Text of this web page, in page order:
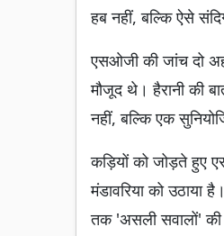
हब नहीं, बल्कि ऐसे
एसओजी की जांच दो
मौजूद थे। हैरानी की
नहीं, बल्कि एक
कड़ियों को जोड़ते हुए
मंडावरिया को उठाया
तक 'असली सवालों' की